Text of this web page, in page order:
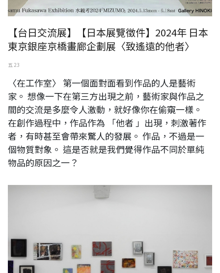
【台日交流展】【日本展覽徵件】2024年 日本
東京銀座京橋畫廊企劃展〈致遙遠的他者〉
五 23
〈在工作室〉 第一個面對面看到作品的人是藝術
家。 想像一下在第三方出現之前，藝術家與作品之
間的交流是多麼令人激動，就好像你在偷窺一樣。
在創作過程中，作品作為 「他者 」出現，刺激著作
者，有時甚至會帶來驚人的發展。 作品，不過是一
個物質對象。 這是否就是我們覺得作品不同於單純
物品的原因之一？